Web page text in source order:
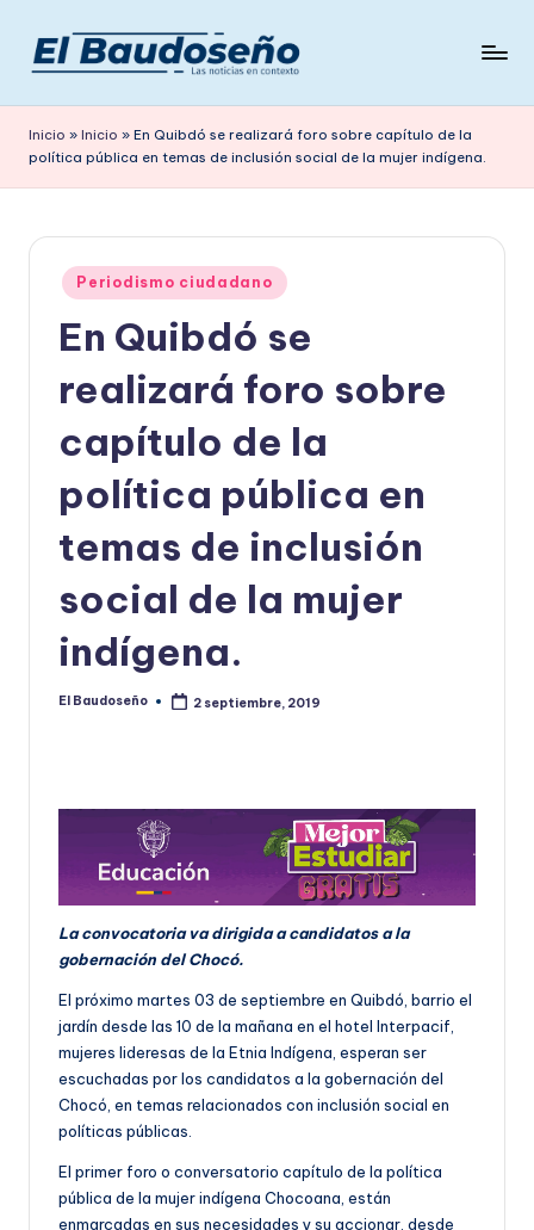
Saltar
contenido
e
ri
d
en
Inicio » Inicio » En Quibdó se realizará foro sobre capítulo de la
política pública en temas de inclusión social de la mujer indígena.
Publicado
en
Periodismo ciudadano
En Quibdó se
realizará foro sobre
capítulo de la
política pública en
temas de inclusión
social de la mujer
indígena.
Publicado
El Baudoseño 2 septiembre, 2019
La convocatoria va dirigida a candidatos a la
gobernación del Chocó.
El próximo martes 03 de septiembre en Quibdó, barrio el
jardín desde las 10 de la mañana en el hotel Interpacif,
mujeres lideresas de la Etnia Indígena, esperan ser
escuchadas por los candidatos a la gobernación del
Chocó, en temas relacionados con inclusión social en
políticas públicas.
El primer foro o conversatorio capítulo de la política
pública de la mujer indígena Chocoana, están
enmarcadas en sus necesidades y su accionar, desde